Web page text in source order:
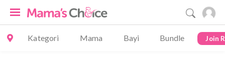
Kategori Mama Bayi Bundle Join